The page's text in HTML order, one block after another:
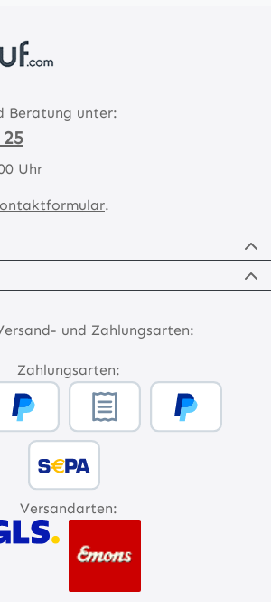
Beratung unter:
Uhr
.
und Zahlungsarten:
Zahlungsarten:
Versandarten: